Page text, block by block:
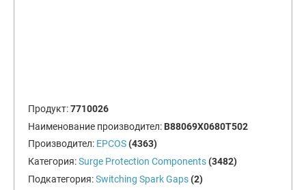
Продукт:7710026
Наименование производител: B88069X0680T502
Производител: EPCOS (4363)
Категория:Surge Protection Components (3482)
Подкатегория:Switching Spark Gaps (2)